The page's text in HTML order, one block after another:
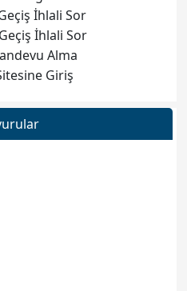
İhlali Sor
İhlali Sor
Alma
Giriş